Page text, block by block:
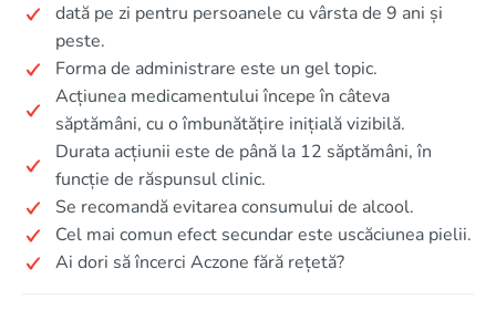
dată pe zi pentru persoanele cu vârsta de 9 ani și
peste.
Forma de administrare este un gel topic.
Acțiunea medicamentului începe în câteva
săptămâni, cu o îmbunătățire inițială vizibilă.
Durata acțiunii este de până la 12 săptămâni, în
funcție de răspunsul clinic.
Se recomandă evitarea consumului de alcool.
Cel mai comun efect secundar este uscăciunea pielii.
Ai dori să încerci Aczone fără rețetă?